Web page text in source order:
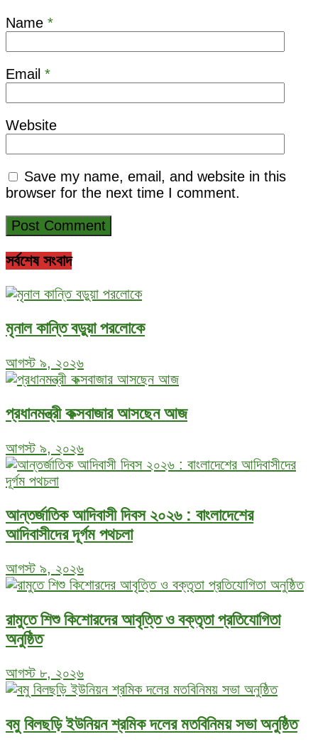
Name *
Email *
Website
Save my name, email, and website in this
browser for the next time I comment.
সর্বশেষ সংবাদ
মৃনাল কান্তি বড়ুয়া পরলোকে
আগস্ট ৯, ২০২৬
প্রধানমন্ত্রী কক্সবাজার আসছেন আজ
আগস্ট ৯, ২০২৬
আন্তর্জাতিক আদিবাসী দিবস ২০২৬ : বাংলাদেশের
আদিবাসীদের দূর্গম পথচলা
আগস্ট ৯, ২০২৬
রামুতে শিশু কিশোরদের আবৃত্তি ও বক্তৃতা প্রতিযোগিতা
অনুষ্ঠিত
আগস্ট ৮, ২০২৬
বমু বিলছড়ি ইউনিয়ন শ্রমিক দলের মতবিনিময় সভা অনুষ্ঠিত